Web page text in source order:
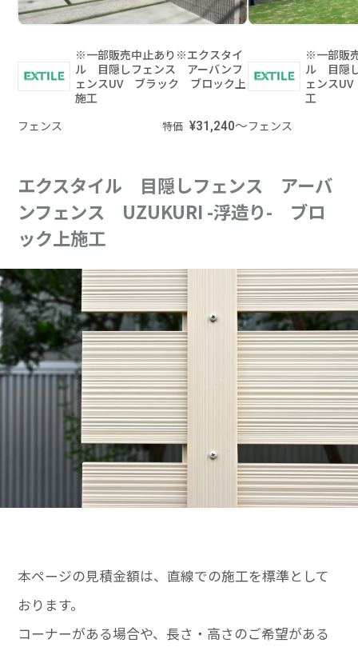
※一部販売中止あり※エクスタイ
ル 目隠しフェンス アーバンフ
ェンスUV ブラック ブロック上
施工
フェンス
特価 ¥31,240～
※一部販
ル 目隠
ェンス
工
フェンス
エクスタイル 目隠しフェンス アーバ
ンフェンス UZUKURI -浮造り- ブロ
ック上施工
本ページの見積金額は、直線での施工を標準として
おります。
コーナーがある場合や、長さ・高さのご希望がある